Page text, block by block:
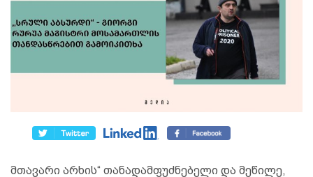
მთავარი არხის“ თანადამფუძნებელი და მეწილე,